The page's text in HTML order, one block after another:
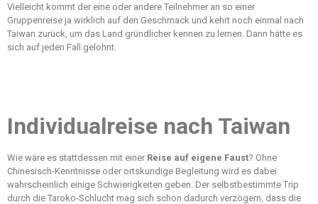
Vielleicht kommt der eine oder andere Teilnehmer an so einer
Gruppenreise ja wirklich auf den Geschmack und kehrt noch einmal nach
Taiwan zurück, um das Land gründlicher kennen zu lernen. Dann hätte es
sich auf jeden Fall gelohnt.
Individualreise nach Taiwan
Wie wäre es stattdessen mit einer Reise auf eigene Faust? Ohne
Chinesisch-Kenntnisse oder ortskundige Begleitung wird es dabei
wahrscheinlich einige Schwierigkeiten geben. Der selbstbestimmte Trip
durch die Taroko-Schlucht mag sich schon dadurch verzögern, dass die